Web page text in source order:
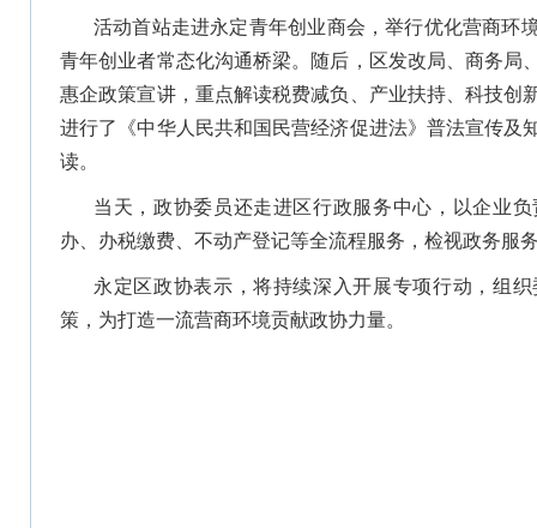
活动首站走进永定青年创业商会，举行优化营商环
青年创业者常态化沟通桥梁。随后，区发改局、商务局
惠企政策宣讲，重点解读税费减负、产业扶持、科技创
进行了《中华人民共和国民营经济促进法》普法宣传及
读。
当天，政协委员还走进区行政服务中心，以企业
办、办税缴费、不动产登记等全流程服务，检视政务服
永定区政协表示，将持续深入开展专项行动，组
策，为打造一流营商环境贡献政协力量。